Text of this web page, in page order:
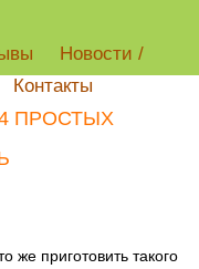
Новости /
Контакты
ПРОСТЫХ
же приготовить такого